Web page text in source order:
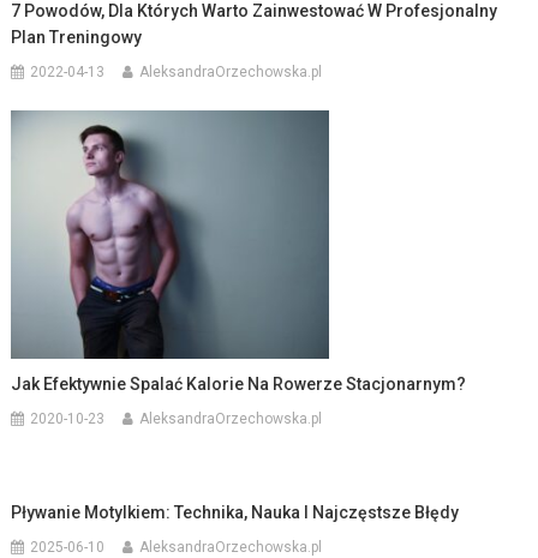
7 Powodów, Dla Których Warto Zainwestować W Profesjonalny
Plan Treningowy
2022-04-13 AleksandraOrzechowska.pl
Jak Efektywnie Spalać Kalorie Na Rowerze Stacjonarnym?
2020-10-23 AleksandraOrzechowska.pl
Pływanie Motylkiem: Technika, Nauka I Najczęstsze Błędy
2025-06-10 AleksandraOrzechowska.pl